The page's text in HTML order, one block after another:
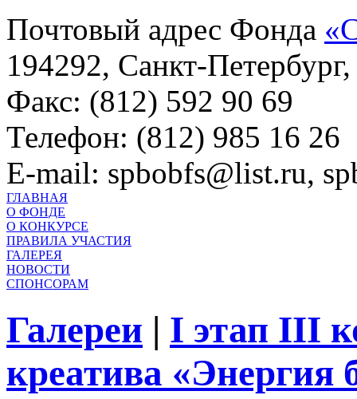
Почтовый адрес Фонда
194292, Санкт-
Факс: (812) 592 90 69
Телефон: (812) 985 16 26
E-mail: spbobfs@list.ru,
ГЛАВНАЯ
О ФОНДЕ
О КОНКУРСЕ
ПРАВИЛА УЧАСТИЯ
ГАЛЕРЕЯ
НОВОСТИ
СПОНСОРАМ
Галереи | I этап III
креатива «Энергия